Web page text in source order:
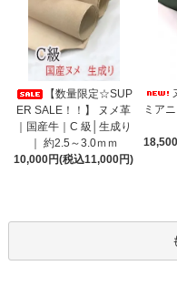
【数量限定☆SUP
ER SALE！！】 ヌメ革
｜国産牛｜C 級│生成り
｜ 約2.5～3.0ｍｍ
10,000円(税込11,000円)
ミア